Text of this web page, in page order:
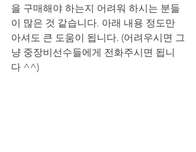
을 구매해야 하는지 어려워 하시는 분들
이 많은 것 같습니다. 아래 내용 정도만
아셔도 큰 도움이 됩니다. (어려우시면 그
냥 중장비선수들에게 전화주시면 됩니
다 ^^)